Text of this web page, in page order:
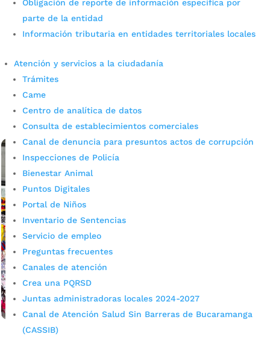
Obligación de reporte de información específica por
parte de la entidad
Información tributaria en entidades territoriales locales
Atención y servicios a la ciudadanía
Trámites
Came
Centro de analítica de datos
Consulta de establecimientos comerciales
Canal de denuncia para presuntos actos de corrupción
Inspecciones de Policía
Bienestar Animal
Puntos Digitales
Portal de Niños
Inventario de Sentencias
Servicio de empleo
Preguntas frecuentes
Canales de atención
Crea una PQRSD
Juntas administradoras locales 2024-2027
Canal de Atención Salud Sin Barreras de Bucaramanga
(CASSIB)
línea para la propiedad
horizontal en Bucaramanga
poradmin_prensa| Jul 15, 2026|Noticias
El Instituto de Vivienda de Interés Social y Reforma
Urbana de Bucaramanga (INVISBU) informa a los
habitantes de conjuntos residenciales y edificios de la
leer más